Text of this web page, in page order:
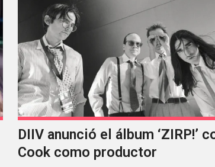
DIIV anunció el álbum ‘ZIRP!’
Cook como productor